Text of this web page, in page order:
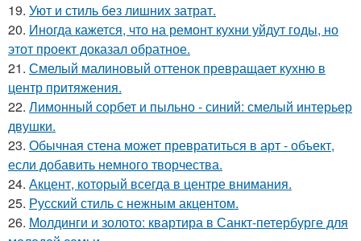
19. Уют и стиль без лишних затрат.
20. Иногда кажется, что на ремонт кухни уйдут годы, но
этот проект доказал обратное.
21. Смелый малиновый оттенок превращает кухню в
центр притяжения.
22. Лимонный сорбет и пыльно - синий: смелый интерьер
двушки.
23. Обычная стена может превратиться в арт - объект,
если добавить немного творчества.
24. Акцент, который всегда в центре внимания.
25. Русский стиль с нежным акцентом.
26. Молдинги и золото: квартира в Санкт-петербурге для